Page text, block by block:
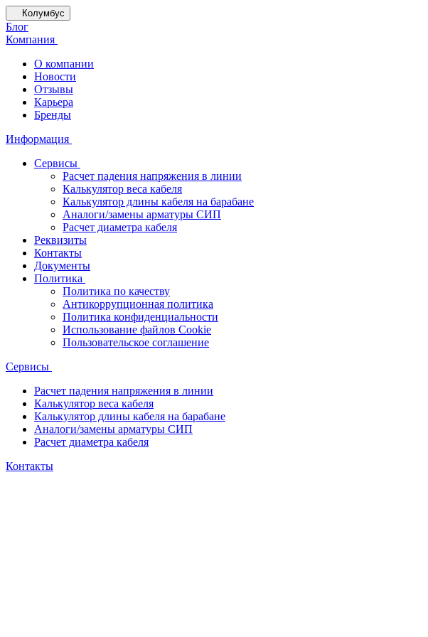
Колумбус
Блог
Компания
О компании
Новости
Отзывы
Карьера
Бренды
Информация
Сервисы
Расчет падения напряжения в линии
Калькулятор веса кабеля
Калькулятор длины кабеля на барабане
Аналоги/замены арматуры СИП
Расчет диаметра кабеля
Реквизиты
Контакты
Документы
Политика
Политика по качеству
Антикоррупционная политика
Политика конфиденциальности
Использование файлов Cookie
Пользовательское соглашение
Сервисы
Расчет падения напряжения в линии
Калькулятор веса кабеля
Калькулятор длины кабеля на барабане
Аналоги/замены арматуры СИП
Расчет диаметра кабеля
Контакты